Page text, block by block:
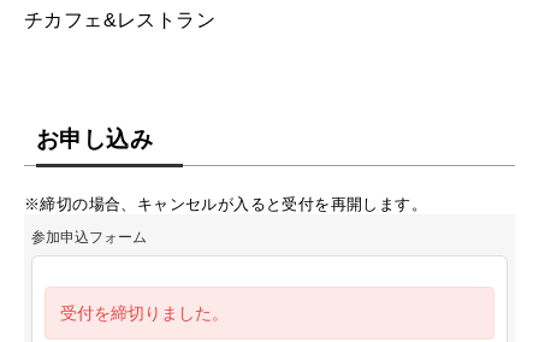
チカフェ&レストラン
お申し込み
※締切の場合、キャンセルが入ると受付を再開します。